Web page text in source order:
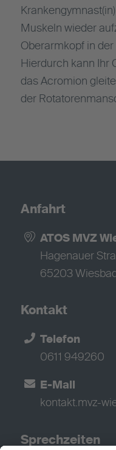
Muskeln wieder
Oberarmkopf in
Hierdurch kann Ihr
das Acromion
der
Anfahrt
ATOS MVZ
Hagenauer
65203
Kontakt
Telefon
0611 949260
E-Mail
kontakt.mvz-
Sprechzeiten